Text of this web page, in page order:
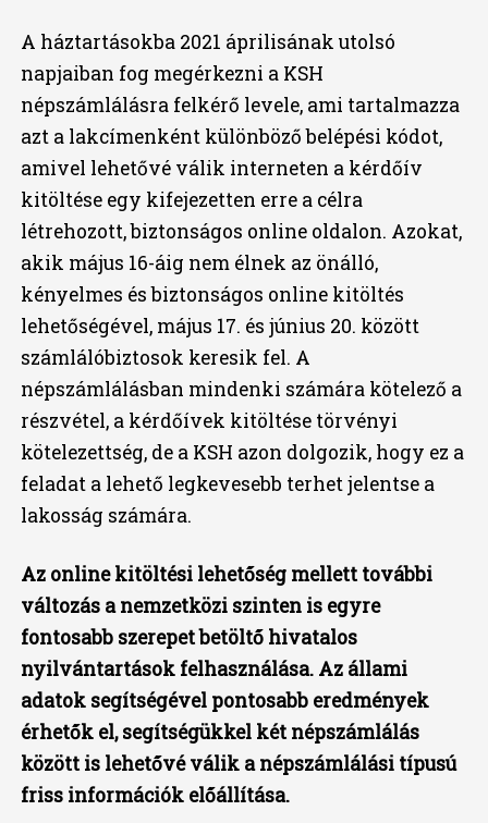
A háztartásokba 2021 áprilisának utolsó
napjaiban fog megérkezni a KSH
népszámlálásra felkérő levele, ami tartalmazza
azt a lakcímenként különböző belépési kódot,
amivel lehetővé válik interneten a kérdőív
kitöltése egy kifejezetten erre a célra
létrehozott, biztonságos online oldalon. Azokat,
akik május 16-áig nem élnek az önálló,
kényelmes és biztonságos online kitöltés
lehetőségével, május 17. és június 20. között
számlálóbiztosok keresik fel. A
népszámlálásban mindenki számára kötelező a
részvétel, a kérdőívek kitöltése törvényi
kötelezettség, de a KSH azon dolgozik, hogy ez a
feladat a lehető legkevesebb terhet jelentse a
lakosság számára.
Az online kitöltési lehetőség mellett további
változás a nemzetközi szinten is egyre
fontosabb szerepet betöltő hivatalos
nyilvántartások felhasználása. Az állami
adatok segítségével pontosabb eredmények
érhetők el, segítségükkel két népszámlálás
között is lehetővé válik a népszámlálási típusú
friss információk előállítása.